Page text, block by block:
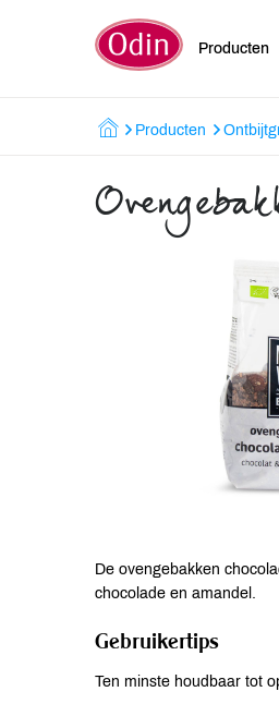
Producten
Producten
De ovengebakken
chocolade en amandel.
Gebruikertips
Ten minste houdbaar tot